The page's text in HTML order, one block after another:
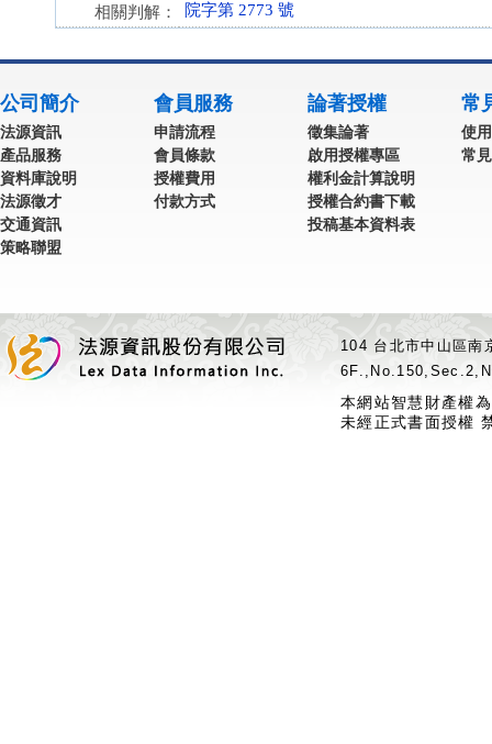
相關判解： 院字第 2773 號
公司簡介
法源資訊
產品服務
資料庫說明
法源徵才
交通資訊
策略聯盟
會員服務
申請流程
會員條款
授權費用
付款方式
論著授權
徵集論著
啟用授權專區
權利金計算說明
授權合約書下載
投稿基本資料表
常
使
常
104 台北市中山區
本網站智慧財產權
未經正式書面授權